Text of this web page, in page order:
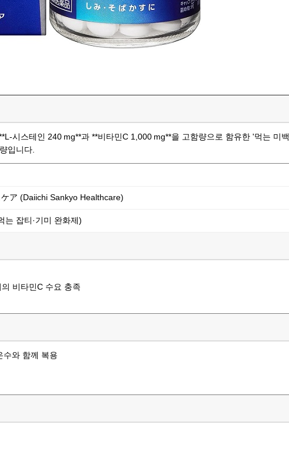
시스테인 240 mg**과 **비타민C 1,000 mg**을 고함량으로 함유한 '먹는 미백
입니다.
ア (Daiichi Sankyo Healthcare)
는 잡티·기미 완화제)
비타민C 수요 충족
수와 함께 복용